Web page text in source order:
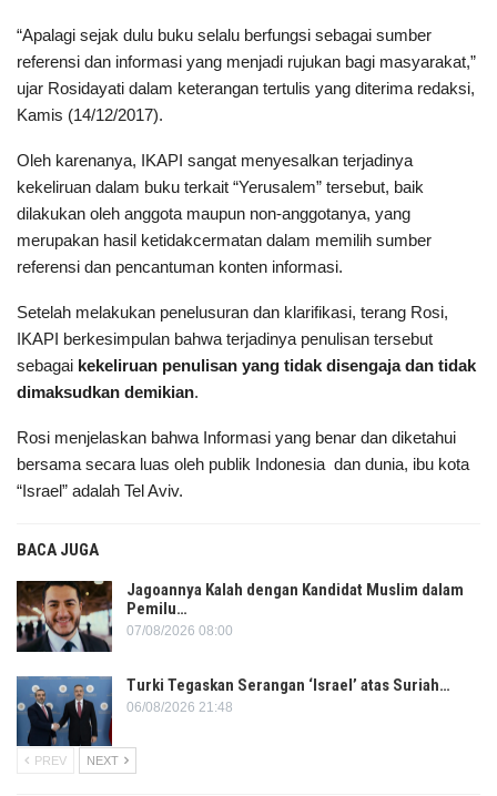
“Apalagi sejak dulu buku selalu berfungsi sebagai sumber
referensi dan informasi yang menjadi rujukan bagi masyarakat,”
ujar Rosidayati dalam keterangan tertulis yang diterima redaksi,
Kamis (14/12/2017).
Oleh karenanya, IKAPI sangat menyesalkan terjadinya
kekeliruan dalam buku terkait “Yerusalem” tersebut, baik
dilakukan oleh anggota maupun non-anggotanya, yang
merupakan hasil ketidakcermatan dalam memilih sumber
referensi dan pencantuman konten informasi.
Setelah melakukan penelusuran dan klarifikasi, terang Rosi,
IKAPI berkesimpulan bahwa terjadinya penulisan tersebut
sebagai kekeliruan penulisan yang tidak disengaja dan tidak
dimaksudkan demikian.
Rosi menjelaskan bahwa Informasi yang benar dan diketahui
bersama secara luas oleh publik Indonesia dan dunia, ibu kota
“Israel” adalah Tel Aviv.
BACA JUGA
Jagoannya Kalah dengan Kandidat Muslim dalam
Pemilu…
07/08/2026 08:00
Turki Tegaskan Serangan ‘Israel’ atas Suriah…
06/08/2026 21:48
PREV NEXT